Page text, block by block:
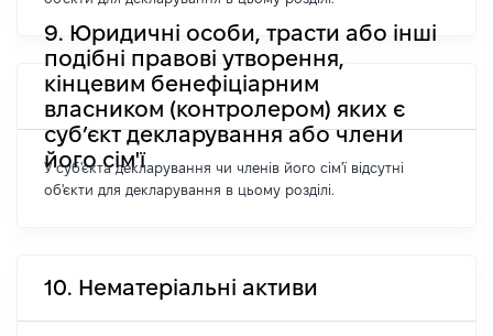
9. Юридичні особи, трасти або інші
подібні правові утворення,
кінцевим бенефіціарним
власником (контролером) яких є
суб’єкт декларування або члени
його сім'ї
У суб'єкта декларування чи членів його сім'ї відсутні
об'єкти для декларування в цьому розділі.
10. Нематеріальні активи